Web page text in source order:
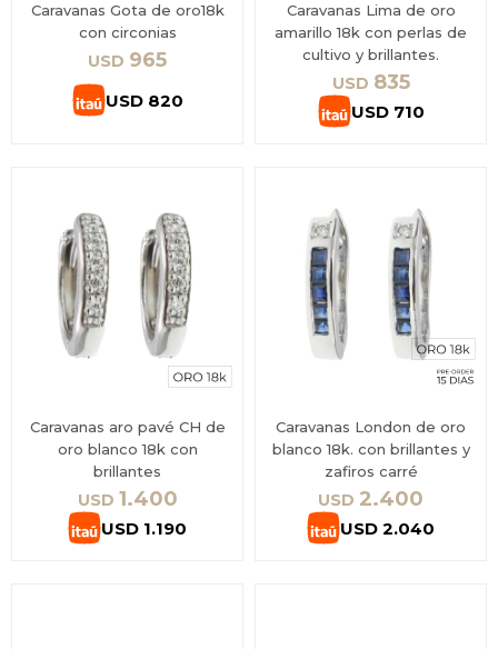
Caravanas Gota de oro18k
con circonias
USD 965
USD 820
Caravanas Lima de oro
amarillo 18k con perlas de
cultivo y brillantes.
USD 835
USD 710
Caravanas aro pavé CH de
oro blanco 18k con
brillantes
USD 1.400
USD 1.190
Caravanas London de oro
blanco 18k. con brillantes y
zafiros carré
USD 2.400
USD 2.040